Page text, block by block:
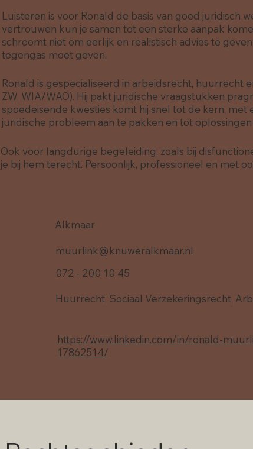
Luisteren is voor Ronald de basis van goed juridisch
vertrouwen kun je samen tot een sterke aanpak
schroomt niet om eerlijk en realistisch advies te
tegengas moet geven.
Ronald is gespecialiseerd in arbeidsrecht, huurrecht
ZW, WIA/WAO). Hij pakt juridische vraagstukken
spoedeisende kwesties komt hij snel tot de kern,
juridische probleem aan te pakken en tot
Ook voor langdurige begeleiding, zoals bij
je bij hem terecht. Persoonlijk, professioneel en met
Alkmaar
muurlink@knuweralkmaar.nl
072 - 200 10 45
Huurrecht, Sociaal Verzekeringsrecht,
https://www.linkedin.com/in/ronald-
17862514/